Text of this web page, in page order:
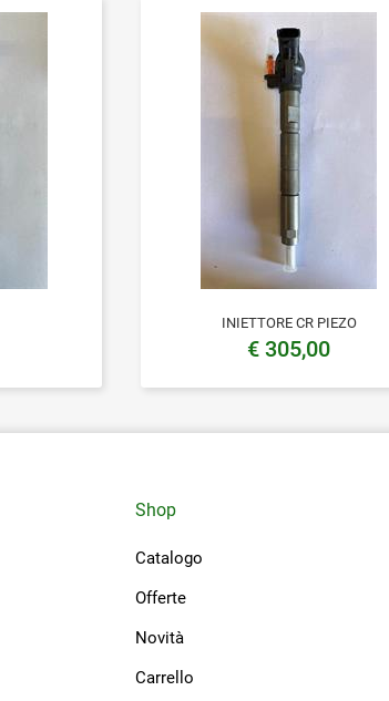
INIETTORE CR PIEZO
€ 305,00
Shop
Catalogo
Offerte
Novità
Carrello